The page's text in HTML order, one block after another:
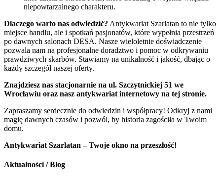
niepowtarzalnego charakteru.
Dlaczego warto nas odwiedzić? Antykwariat Szarlatan to nie tylko
miejsce handlu, ale i spotkań pasjonatów, które wypełnia przestrzeń
po dawnych salonach DESA. Nasze wieloletnie doświadczenie
pozwala nam na profesjonalne doradztwo i pomoc w odkrywaniu
prawdziwych skarbów. Stawiamy na unikalność i jakość, dbając o
każdy szczegół naszej oferty.
Znajdziesz nas stacjonarnie na ul. Szczytnickiej 51 we
Wrocławiu oraz nasz antykwariat internetowy na tej stronie.
Zapraszamy serdecznie do odwiedzin i współpracy! Odkryj z nami
magię dawnych czasów i pozwól, by historia zagościła w Twoim
domu.
Antykwariat Szarlatan – Twoje okno na przeszłość!
Aktualności / Blog